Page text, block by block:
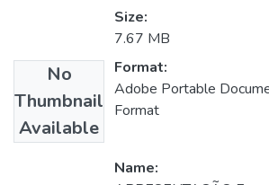
No
Thumbnail
Available
Size:
7.67 MB
Format:
Adobe Portable
Format
Name: